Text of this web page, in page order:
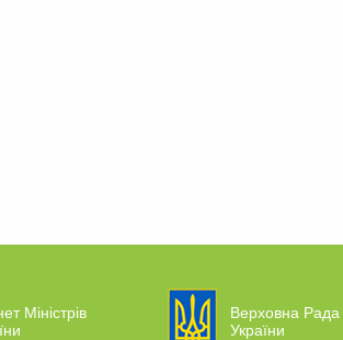
Міністрів
Верховна Рада
України